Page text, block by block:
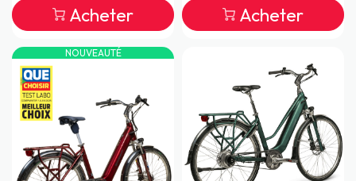
Acheter Acheter
NOUVEAUTÉ